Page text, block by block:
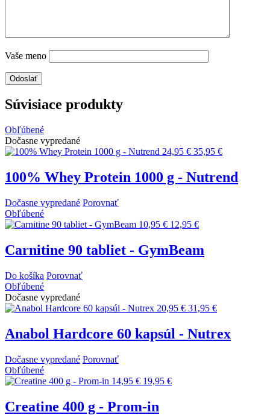
Vaše meno
Súvisiace produkty
Obľúbené
Dočasne vypredané
24,95 € 35,95 €
100% Whey Protein 1000 g - Nutrend
Dočasne vypredané Porovnať
Obľúbené
10,95 € 12,95 €
Carnitine 90 tabliet - GymBeam
Do košíka Porovnať
Obľúbené
Dočasne vypredané
20,95 € 31,95 €
Anabol Hardcore 60 kapsúl - Nutrex
Dočasne vypredané Porovnať
Obľúbené
14,95 € 19,95 €
Creatine 400 g - Prom-in